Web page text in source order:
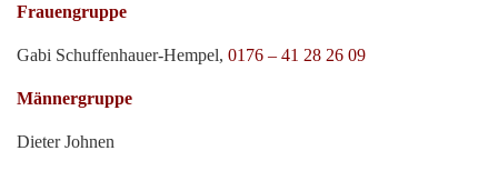
Frauengruppe
Gabi Schuffenhauer-Hempel, 0176 – 41 28 26 09
Männergruppe
Dieter Johnen